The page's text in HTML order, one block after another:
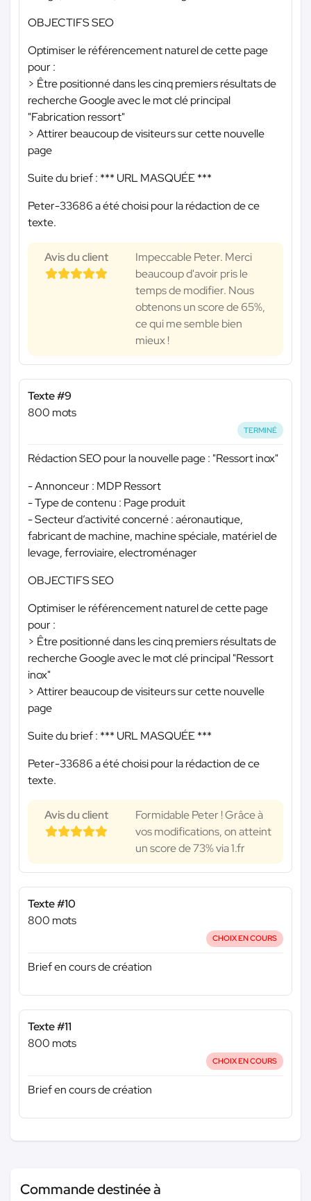
OBJECTIFS SEO
Optimiser le référencement naturel de cette page
pour :
> Être positionné dans les cinq premiers résultats de
recherche Google avec le mot clé principal
"Fabrication ressort"
> Attirer beaucoup de visiteurs sur cette nouvelle
page
Suite du brief : *** URL MASQUÉE ***
Peter-33686 a été choisi pour la rédaction de ce
texte.
Avis du client
Impeccable Peter. Merci
beaucoup d'avoir pris le
temps de modifier. Nous
obtenons un score de 65%,
ce qui me semble bien
mieux !
Texte #9
800 mots
TERMINÉ
Rédaction SEO pour la nouvelle page : "Ressort inox"
- Annonceur : MDP Ressort
- Type de contenu : Page produit
- Secteur d’activité concerné : aéronautique,
fabricant de machine, machine spéciale, matériel de
levage, ferroviaire, electroménager
OBJECTIFS SEO
Optimiser le référencement naturel de cette page
pour :
> Être positionné dans les cinq premiers résultats de
recherche Google avec le mot clé principal "Ressort
inox"
> Attirer beaucoup de visiteurs sur cette nouvelle
page
Suite du brief : *** URL MASQUÉE ***
Peter-33686 a été choisi pour la rédaction de ce
texte.
Avis du client
Formidable Peter ! Grâce à
vos modifications, on atteint
un score de 73% via 1.fr
Texte #10
800 mots
CHOIX EN COURS
Brief en cours de création
Texte #11
800 mots
CHOIX EN COURS
Brief en cours de création
Commande destinée à